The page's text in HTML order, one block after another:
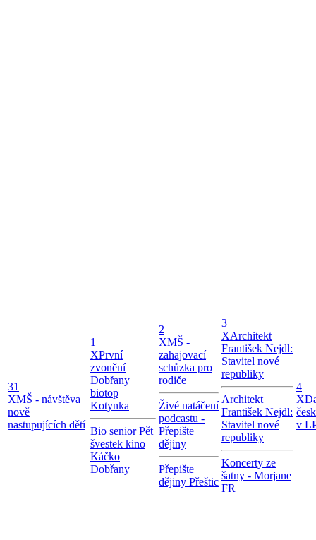
31
XMŠ - návštěva
nově
nastupujících dětí
1
XPrvní
zvonění
Dobřany
biotop
Kotynka
Bio senior Pět
švestek kino
Káčko
Dobřany
2
XMŠ -
zahajovací
schůzka pro
rodiče
Živé natáčení
podcastu -
Přepište
dějiny
Přepište
dějiny Přeštic
3
XArchitekt
František Nejdl:
Stavitel nové
republiky
Architekt
František Nejdl:
Stavitel nové
republiky
Koncerty ze
šatny - Morjane
FR
4
X
v